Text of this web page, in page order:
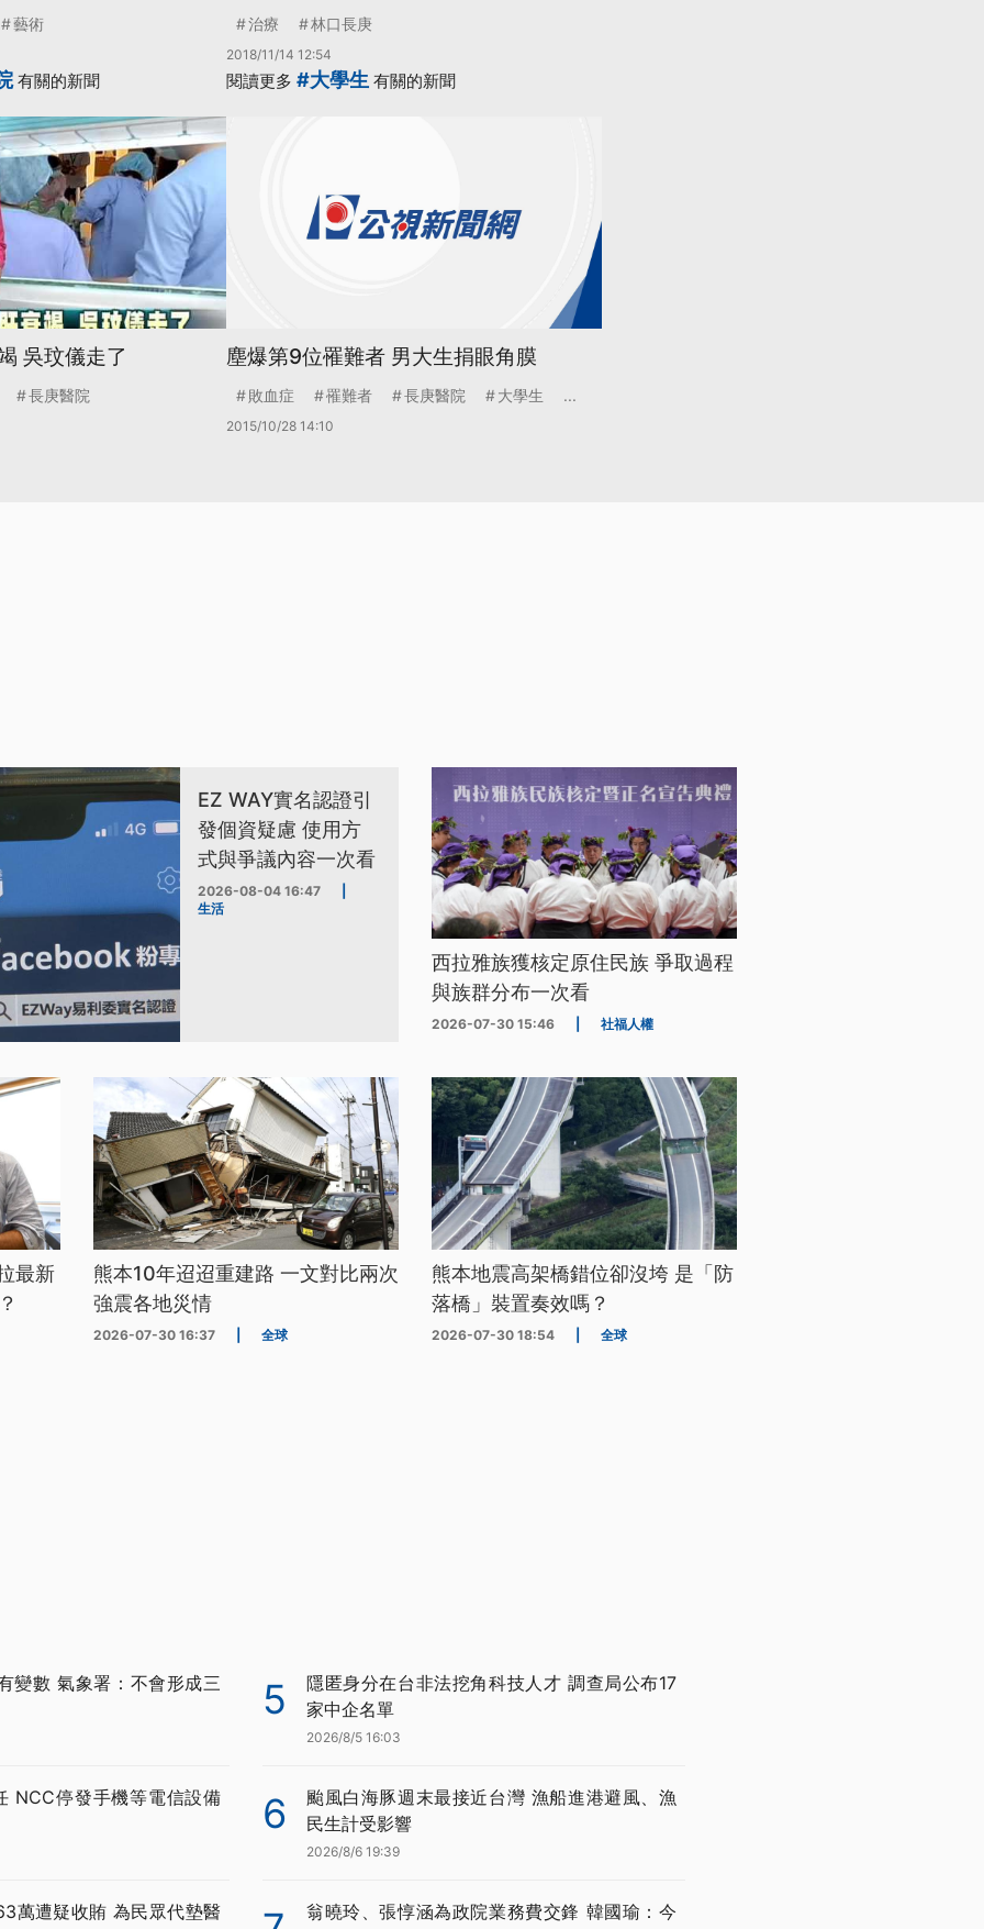
藝術 治療 林口長庚
2018/11/14 12:54
有關的新聞
吳玟儀走了
長庚醫院
閱讀更多 #大學生 有關的新聞
塵爆第9位罹難者 男大生捐眼角膜
敗血症 罹難者 長庚醫院 大學生 ...
2015/10/28 14:10
EZ WAY實名認證引
發個資疑慮 使用方
式與爭議內容一次看
2026-08-04 16:47
生活
西拉雅族獲核定原住民族 爭取過程
與族群分布一次看
2026-07-30 15:46 社福人權
最新
熊本10年迢迢重建路 一文對比兩次
強震各地災情
2026-07-30 16:37 全球
熊本地震高架橋錯位卻沒垮 是「防
落橋」裝置奏效嗎？
2026-07-30 18:54 全球
變數 氣象署：不會形成三
NCC停發手機等電信設備
萬遭疑收賄 為民眾代墊醫
5
隱匿身分在台非法挖角科技人才 調查局公布17
家中企名單
2026/8/5 16:03
6
颱風白海豚週末最接近台灣 漁船進港避風、漁
民生計受影響
2026/8/6 19:39
翁曉玲、張惇涵為政院業務費交鋒 韓國瑜：今